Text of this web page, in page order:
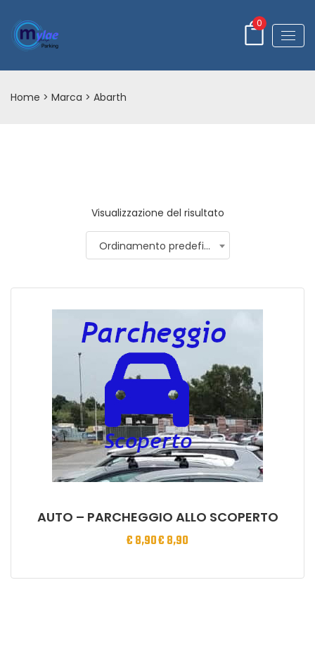
0
Home > Marca > Abarth
Visualizzazione del risultato
Ordinamento predefinito
AUTO – PARCHEGGIO ALLO SCOPERTO
€8,90€8,90